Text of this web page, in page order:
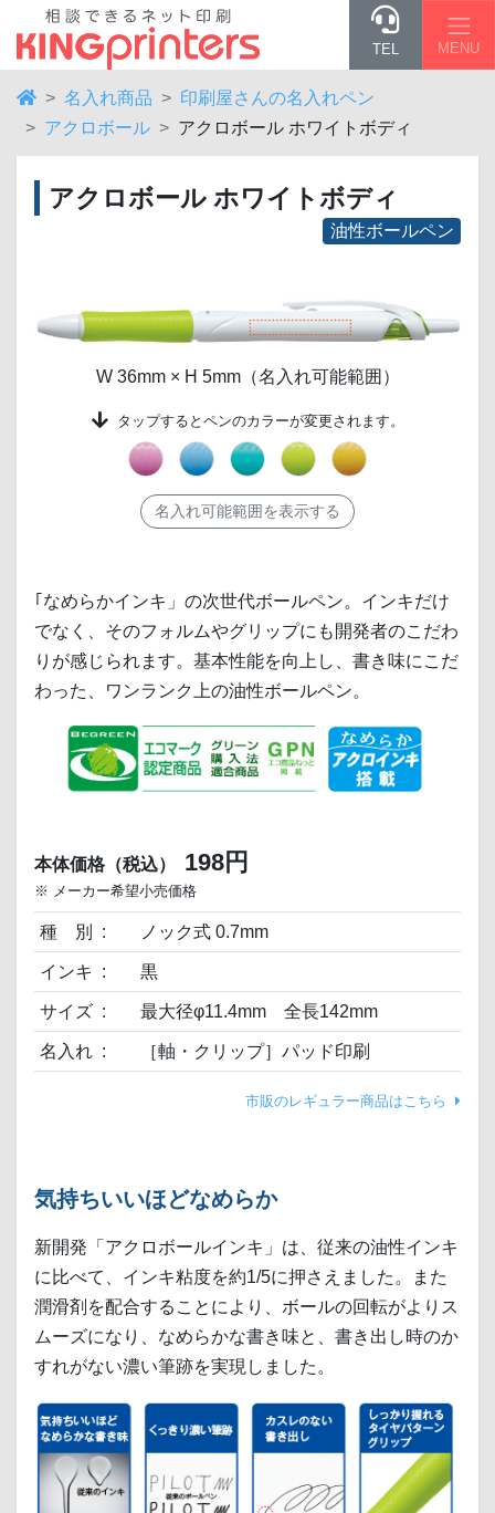
TEL MENU
名入れ商品
印刷屋さんの名入れペン
アクロボール
アクロボール ホワイトボディ
アクロボール ホワイトボディ
油性ボールペン
W 36mm × H 5mm（名入れ可能範囲）
タップする とペンのカラーが変更されます。
名入れ可能範囲を表示する
｢なめらかインキ」の次世代ボールペン。インキだけ
でなく、そのフォルムやグリップにも開発者のこだわ
りが感じられます。基本性能を向上し、書き味にこだ
わった、ワンランク上の油性ボールペン。
本体価格（税込） 198円
※ メーカー希望小売価格
種 別 ノック式 0.7mm
インキ 黒
サイズ 最大径φ11.4mm 全長142mm
名入れ ［軸・クリップ］パッド印刷
市販のレギュラー商品はこちら
気持ちいいほどなめらか
新開発「アクロボールインキ」は、従来の油性インキ
に比べて、インキ粘度を約1/5に押さえました。また
潤滑剤を配合することにより、ボールの回転がよりス
ムーズになり、なめらかな書き味と、書き出し時のか
すれがない濃い筆跡を実現しました。